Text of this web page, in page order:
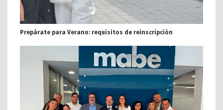
Prepárate para Verano: requisitos de reinscripción